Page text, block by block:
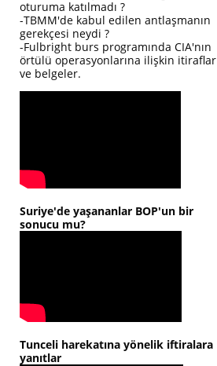
oturuma katılmadı ?
-TBMM'de kabul edilen antlaşmanın
gerekçesi neydi ?
-Fulbright burs programında CIA'nın
örtülü operasyonlarına ilişkin itiraflar
ve belgeler.
Suriye'de yaşananlar BOP'un bir
sonucu mu?
Tunceli harekatına yönelik iftiralara
yanıtlar